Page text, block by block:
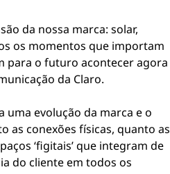
da nossa marca: solar,
os momentos que importam
para o futuro acontecer agora
da Claro.
uma evolução da marca e o
as conexões físicas, quanto as
‘figitais’ que integram de
do cliente em todos os